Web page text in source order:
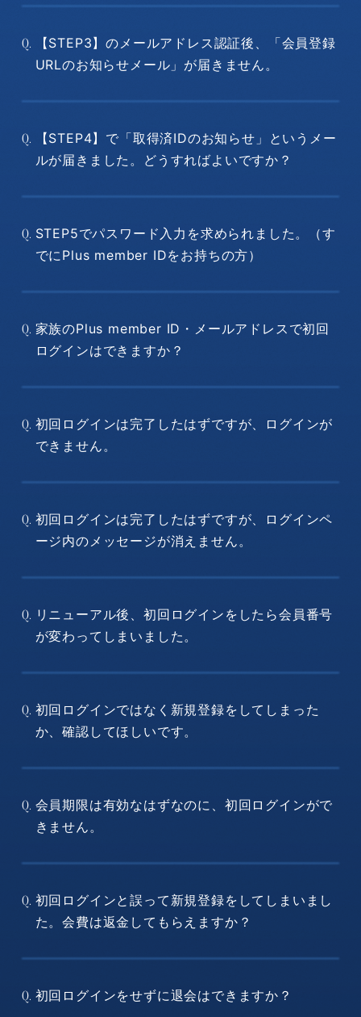
Q.
【STEP3】のメールアドレス認証後、「会員登録
URLのお知らせメール」が届きません。
Q.
【STEP4】で「取得済IDのお知らせ」というメー
ルが届きました。どうすればよいですか？
Q. STEP5でパスワード入力を求められました。（す
でにPlus member IDをお持ちの方）
Q. 家族のPlus member ID・メールアドレスで初回
ログインはできますか？
Q. 初回ログインは完了したはずですが、ログインが
できません。
Q. 初回ログインは完了したはずですが、ログインペ
ージ内のメッセージが消えません。
Q. リニューアル後、初回ログインをしたら会員番号
が変わってしまいました。
Q. 初回ログインではなく新規登録をしてしまった
か、確認してほしいです。
Q. 会員期限は有効なはずなのに、初回ログインがで
きません。
Q. 初回ログインと誤って新規登録をしてしまいまし
た。会費は返金してもらえますか？
Q. 初回ログインをせずに退会はできますか？